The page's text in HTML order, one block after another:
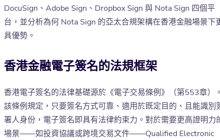
DocuSign、Adobe Sign、Dropbox Sign 與 Nota Sign 四個平
台，並分析為何 Nota Sign 的亞太合規架構在香港金融場景下
具優勢。
香港金融電子簽名的法規框架
香港電子簽名的法律基礎源於《電子交易條例》（第553章）
該條例規定，只要簽名方式可靠、適用於既定目的、且能識別
署人身份，電子簽名即具有法律約束力。對於需要更高證明力
場景——如投資協議或跨境交易文件——Qualified Electronic